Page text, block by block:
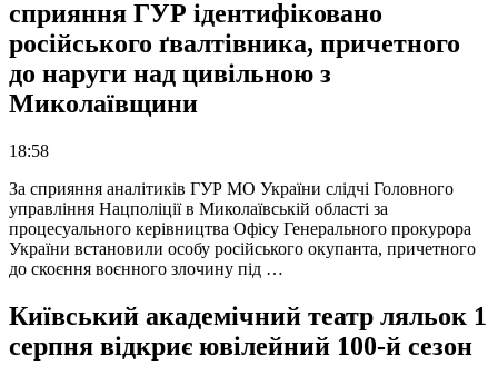
сприяння ГУР ідентифіковано
російського ґвалтівника, причетного
до наруги над цивільною з
Миколаївщини
18:58
За сприяння аналітиків ГУР МО України слідчі Головного
управління Нацполіції в Миколаївській області за
процесуального керівництва Офісу Генерального прокурора
України встановили особу російського окупанта, причетного
до скоєння воєнного злочину під …
Київський академічний театр ляльок 1
серпня відкриє ювілейний 100-й сезон